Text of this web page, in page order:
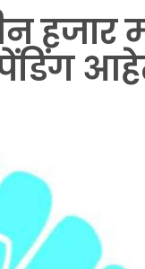
हजार